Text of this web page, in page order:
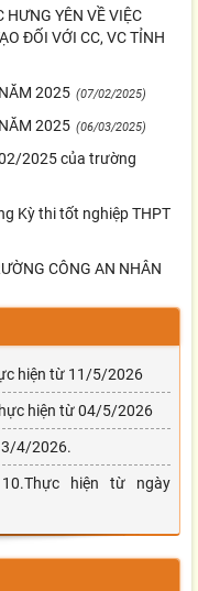
HƯNG YÊN VỀ VIỆC
ĐỐI VỚI CC, VC TỈNH
2025 (07/02/2025)
2025 (06/03/2025)
2025 của trường
Kỳ thi tốt nghiệp THPT
CÔNG AN NHÂN
hiện từ 11/5/2026
hiện từ 04/5/2026
4/2026.
hiện từ ngày